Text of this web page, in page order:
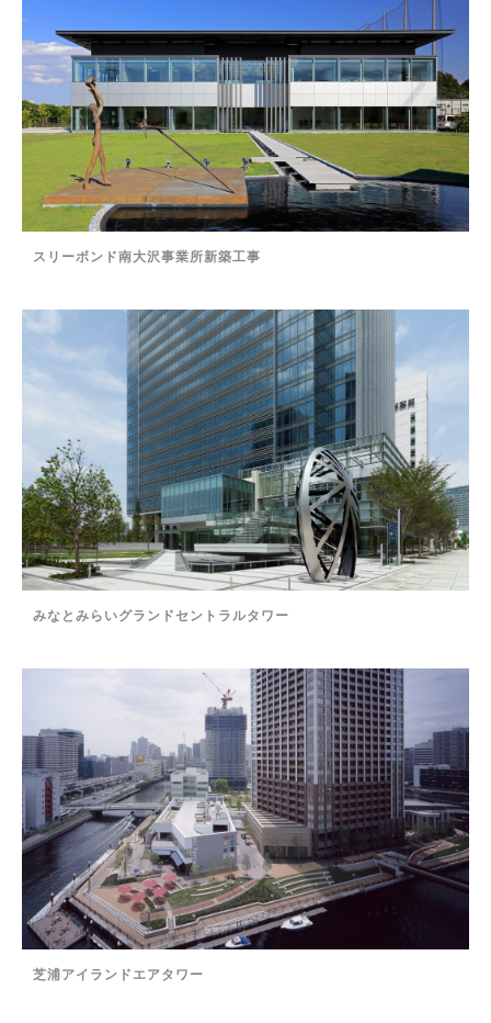
スリーボンド南大沢事業所新築工事
みなとみらいグランドセントラルタワー
芝浦アイランドエアタワー